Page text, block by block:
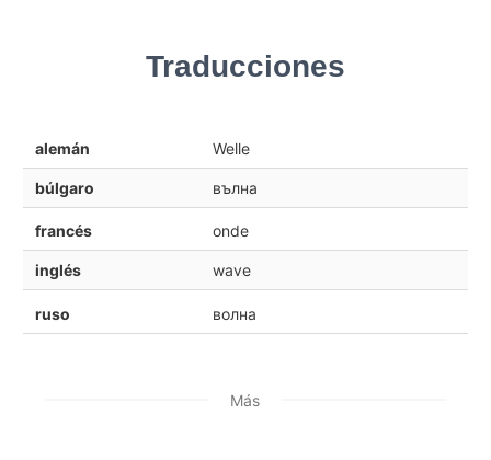
Traducciones
alemán Welle
búlgaro вълна
francés onde
inglés wave
ruso волна
Más